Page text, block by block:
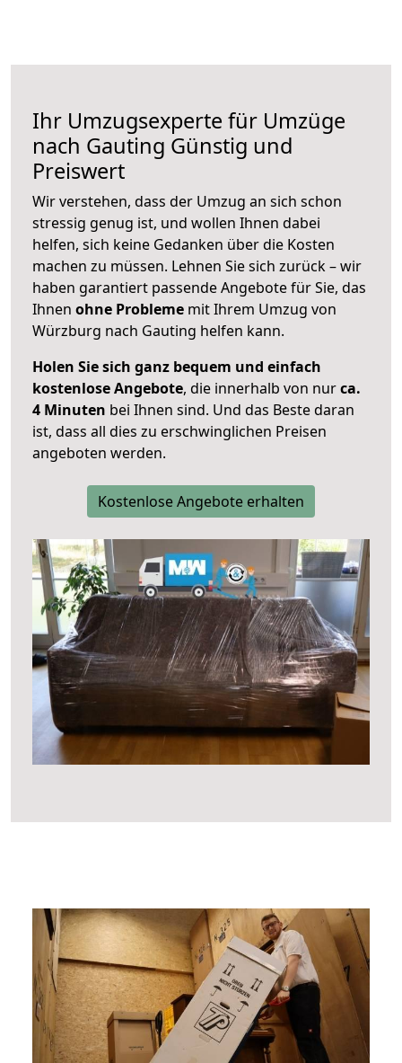
Ihr Umzugsexperte für Umzüge
nach Gauting Günstig und
Preiswert
Wir verstehen, dass der Umzug an sich schon
stressig genug ist, und wollen Ihnen dabei
helfen, sich keine Gedanken über die Kosten
machen zu müssen. Lehnen Sie sich zurück – wir
haben garantiert passende Angebote für Sie, das
Ihnen ohne Probleme mit Ihrem Umzug von
Würzburg nach Gauting helfen kann.
Holen Sie sich ganz bequem und einfach
kostenlose Angebote, die innerhalb von nurca.
4 Minuten bei Ihnen sind. Und das Beste daran
ist, dass all dies zu erschwinglichen Preisen
angeboten werden.
Kostenlose Angebote erhalten